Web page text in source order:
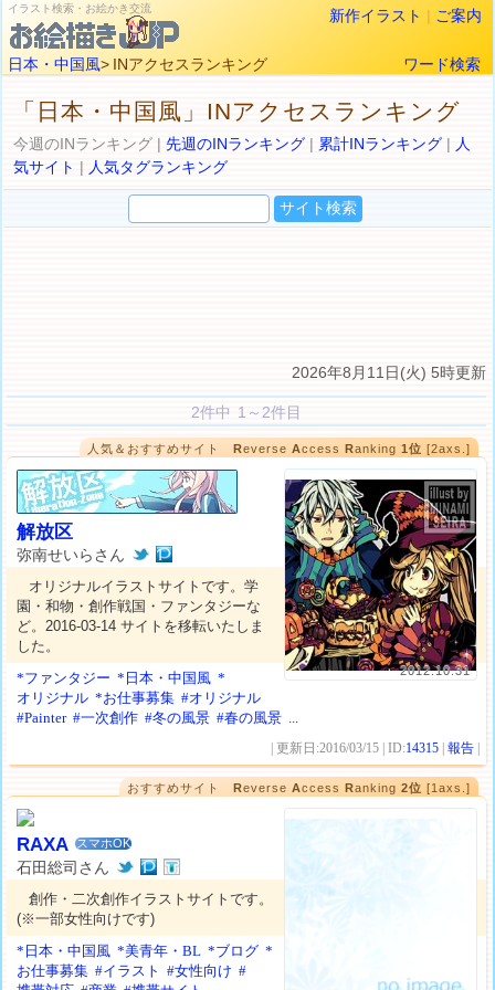
イラスト検索・お絵かき交流 新作イラスト | ご案内
日本・中国風> INアクセスランキング ワード検索
「日本・中国風」INアクセスランキング
今週のINランキング |先週のINランキング | 累計INランキング | 人
気サイト | 人気タグランキング
2026年8月11日(火) 5時更新
2件中 1～2件目
人気＆おすすめサイトReverseAccessRanking1位 [2axs.]
2012.10.31
解放区
弥南せいらさん
オリジナルイラストサイトです。学
園・和物・創作戦国・ファンタジーな
ど。2016-03-14 サイトを移転いたしま
した。
*ファンタジー *日本・中国風 *
オリジナル *お仕事募集 #オリジナル
#Painter #一次創作 #冬の風景 #春の風景 ...
| 更新日:2016/03/15 | ID:14315 |報告
おすすめサイトReverseAccessRanking2位 [1axs.]
RAXA スマホOK
石田総司さん
創作・二次創作イラストサイトです。
(※一部女性向けです)
*日本・中国風 *美青年・BL *ブログ *
お仕事募集 #イラスト #女性向け #